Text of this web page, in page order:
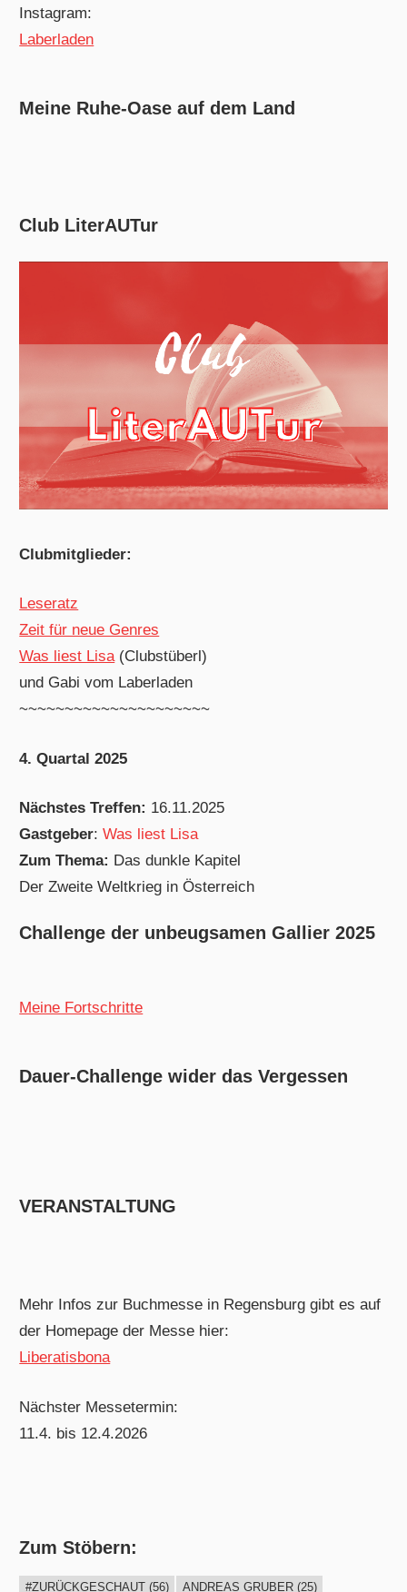
Instagram:
Laberladen
Meine Ruhe-Oase auf dem Land
Club LiterAUTur
Clubmitglieder:
Leseratz
Zeit für neue Genres
Was liest Lisa(Clubstüberl)
und Gabi vom Laberladen
~~~~~~~~~~~~~~~~~~~~~
4. Quartal 2025
Nächstes Treffen: 16.11.2025
Gastgeber:Was liest Lisa
Zum Thema: Das dunkle Kapitel
Der Zweite Weltkrieg in Österreich
Challenge der unbeugsamen Gallier 2025
Meine Fortschritte
Dauer-Challenge wider das Vergessen
VERANSTALTUNG
Mehr Infos zur Buchmesse in Regensburg gibt es auf
der Homepage der Messe hier:
Liberatisbona
Nächster Messetermin:
11.4. bis 12.4.2026
Zum Stöbern:
#ZURÜCKGESCHAUT(56) ANDREAS GRUBER(25)